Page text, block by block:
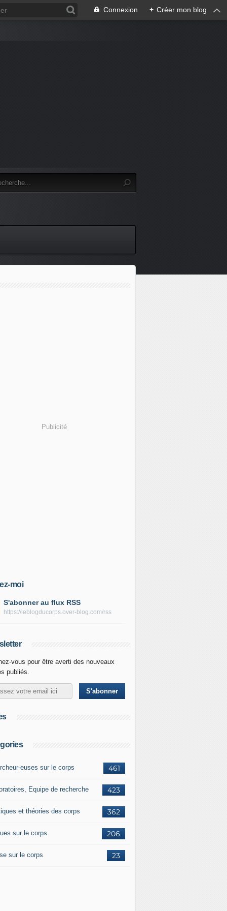
Connexion + Créer mon blog
Publicité
moi
S'abonner au flux RSS
https://leblogducorps.over-blog.com/rss
vous pour être averti des nouveaux
publiés.
461
euses sur le corps
423
Equipe de recherche
362
et théories des corps
206
sur le corps
23
sur le corps